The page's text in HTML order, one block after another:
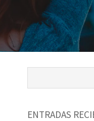
ENTRADAS